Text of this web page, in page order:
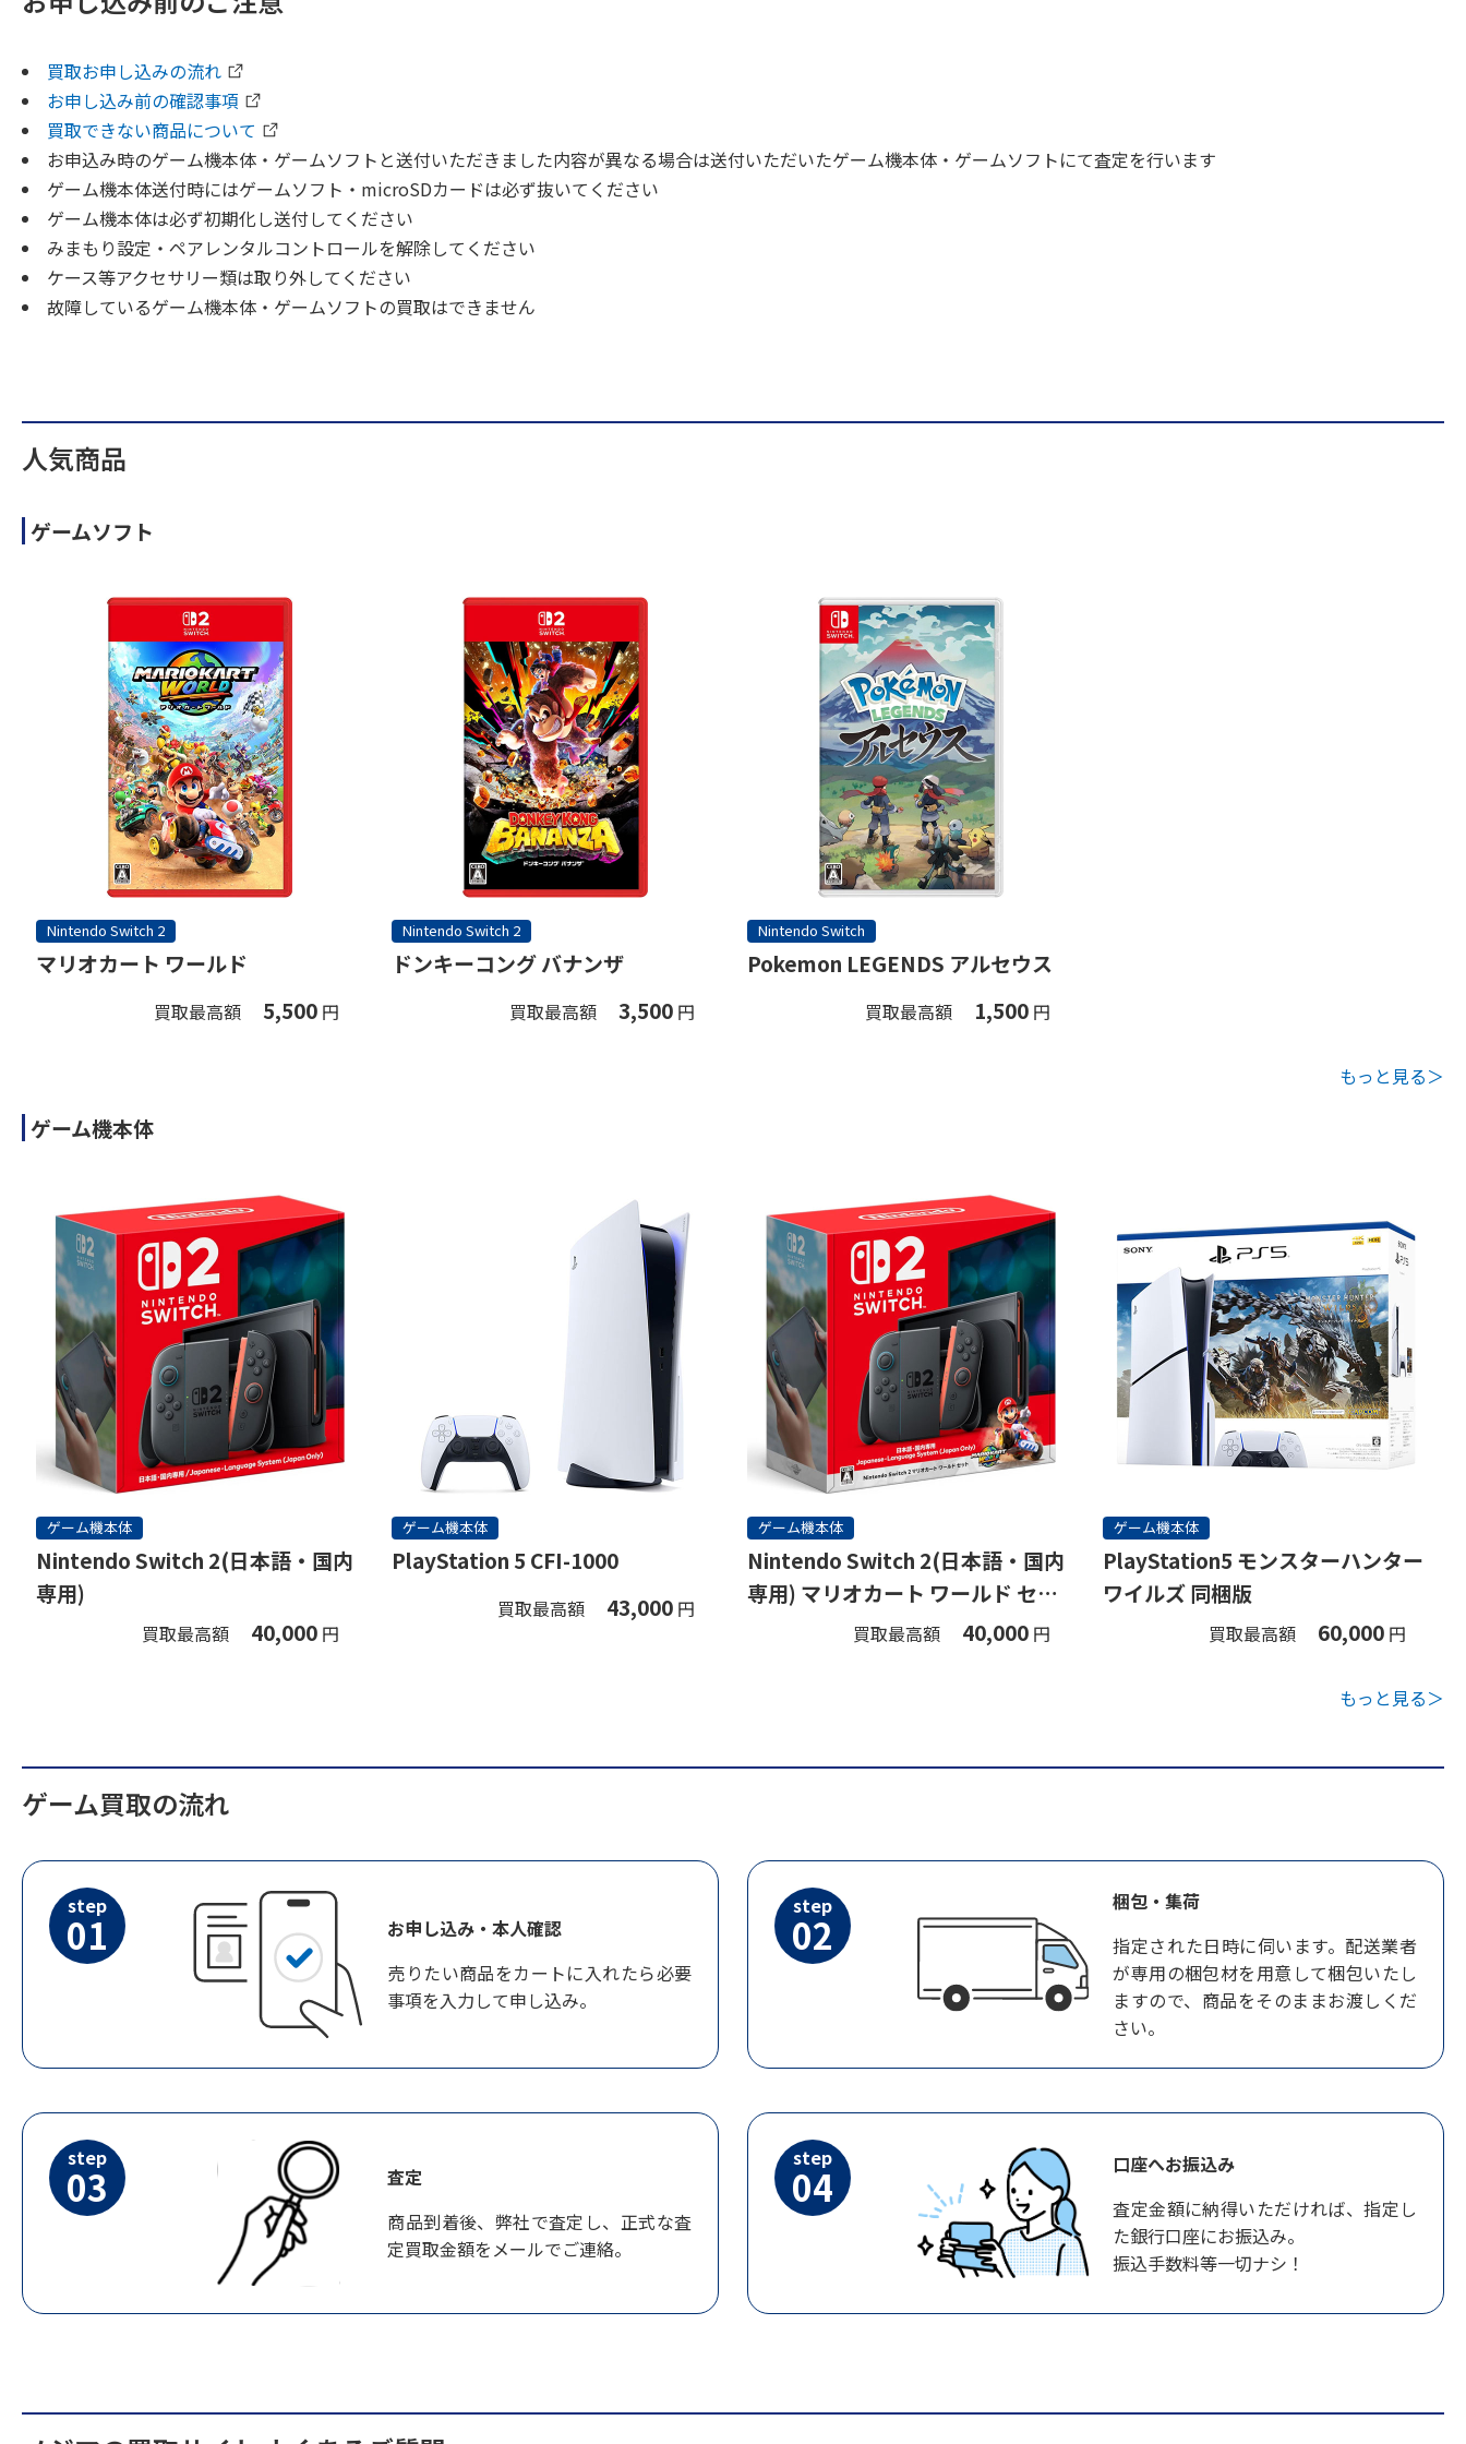
買取お申し込みの流れ
お申し込み前の確認事項
買取できない商品について
お申込み時のゲーム機本体・ゲームソフトと送付いただきました内容が異なる場合は送付いただいたゲーム機本体・ゲームソフトにて査定を行います
ゲーム機本体送付時にはゲームソフト・microSDカードは必ず抜いてください
ゲーム機本体は必ず初期化し送付してください
みまもり設定・ペアレンタルコントロールを解除してください
ケース等アクセサリー類は取り外してください
故障しているゲーム機本体・ゲームソフトの買取はできません
人気商品
ゲームソフト
Nintendo Switch 2
マリオカート ワールド
買取最高額 5,500 円
Nintendo Switch 2
ドンキーコング バナンザ
買取最高額 3,500 円
Nintendo Switch
Pokemon LEGENDS アルセウス
買取最高額 1,500 円
もっと見る＞
ゲーム機本体
ゲーム機本体
Nintendo Switch 2(日本語・国内
専用)
買取最高額 40,000 円
ゲーム機本体
PlayStation 5 CFI-1000
買取最高額 43,000 円
ゲーム機本体
Nintendo Switch 2(日本語・国内
専用) マリオカート ワールド セッ
買取最高額 40,000 円
ゲーム機本体
PlayStation5 モンスターハンター
ワイルズ 同梱版
買取最高額 60,000 円
もっと見る＞
ゲーム買取の流れ
step
01
お申し込み・本人確認
売りたい商品をカートに入れたら必要
事項を入力して申し込み。
step
02
梱包・集荷
指定された日時に伺います。配送業者
が専用の梱包材を用意して梱包いたし
ますので、商品をそのままお渡しくだ
さい。
step
03
査定
商品到着後、弊社で査定し、正式な査
定買取金額をメールでご連絡。
step
04
口座へお振込み
査定金額に納得いただければ、指定し
た銀行口座にお振込み。
振込手数料等一切ナシ！